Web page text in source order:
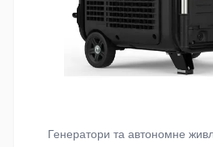
Генератори та автономне